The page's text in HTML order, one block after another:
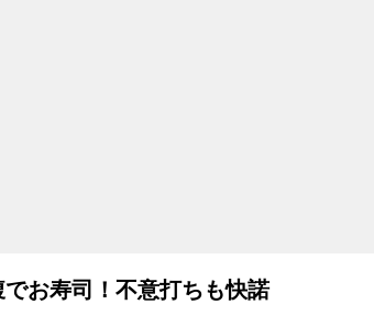
お寿司！不意打ちも快諾